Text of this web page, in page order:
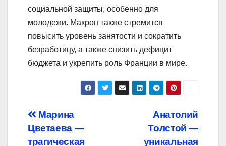
социальной защиты, особенно для
молодежи. Макрон также стремится
повысить уровень занятости и сократить
безработицу, а также снизить дефицит
бюджета и укрепить роль Франции в мире.
Навигация
по
Анатолий
Толстой —
уникальная
Марина
Цветаева —
трагическая